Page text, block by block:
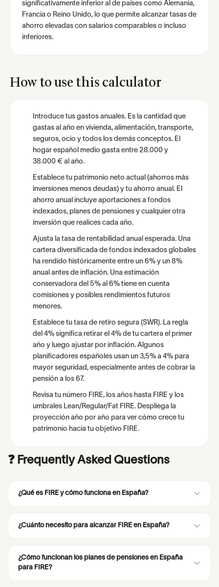
significativamente inferior al de países como Alemania,
Francia o Reino Unido, lo que permite alcanzar tasas de
ahorro elevadas con salarios comparables o incluso
inferiores.
How to use this calculator
Introduce tus gastos anuales. Es la cantidad que
gastas al año en vivienda, alimentación, transporte,
seguros, ocio y todos los demás conceptos. El
hogar español medio gasta entre 28.000 y
38.000 € al año.
Establece tu patrimonio neto actual (ahorros más
inversiones menos deudas) y tu ahorro anual. El
ahorro anual incluye aportaciones a fondos
indexados, planes de pensiones y cualquier otra
inversión que realices cada año.
Ajusta la tasa de rentabilidad anual esperada. Una
cartera diversificada de fondos indexados globales
ha rendido históricamente entre un 6% y un 8%
anual antes de inflación. Una estimación
conservadora del 5% al 6% tiene en cuenta
comisiones y posibles rendimientos futuros
menores.
Establece tu tasa de retiro segura (SWR). La regla
del 4% significa retirar el 4% de tu cartera el primer
año y luego ajustar por inflación. Algunos
planificadores españoles usan un 3,5% a 4% para
mayor seguridad, especialmente antes de cobrar la
pensión a los 67.
Revisa tu número FIRE, los años hasta FIRE y los
umbrales Lean/Regular/Fat FIRE. Despliega la
proyección año por año para ver cómo crece tu
patrimonio hacia tu objetivo FIRE.
❓ Frequently Asked Questions
¿Qué es FIRE y cómo funciona en España?
¿Cuánto necesito para alcanzar FIRE en España?
¿Cómo funcionan los planes de pensiones en España
para FIRE?